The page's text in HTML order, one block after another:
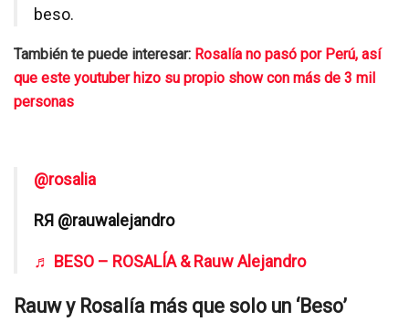
beso.
También te puede interesar: Rosalía no pasó por Perú, así
que este youtuber hizo su propio show con más de 3 mil
personas
@rosalia
RЯ @rauwalejandro
♬ BESO – ROSALÍA & Rauw Alejandro
Rauw y Rosalía más que solo un ‘Beso’